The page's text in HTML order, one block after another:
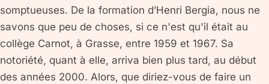
somptueuses. De la formation d’Henri Bergia, nous ne
savons que peu de choses, si ce n'est qu'il était au
collège Carnot, à Grasse, entre 1959 et 1967. Sa
notoriété, quant à elle, arriva bien plus tard, au début
des années 2000. Alors, que diriez-vous de faire un